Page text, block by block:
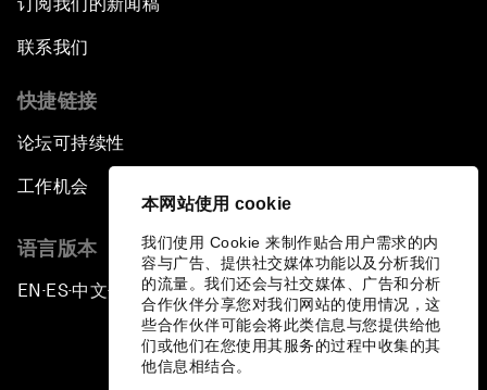
本网站使用 cookie
我们使用 Cookie 来制作贴合用户需求的内
容与广告、提供社交媒体功能以及分析我们
的流量。我们还会与社交媒体、广告和分析
合作伙伴分享您对我们网站的使用情况，这
些合作伙伴可能会将此类信息与您提供给他
们或他们在您使用其服务的过程中收集的其
他信息相结合。
订阅我们的新闻稿
联系我们
快捷链接
论坛可持续性
工作机会
语言版本
EN ▪ ES▪中文▪ 日本語